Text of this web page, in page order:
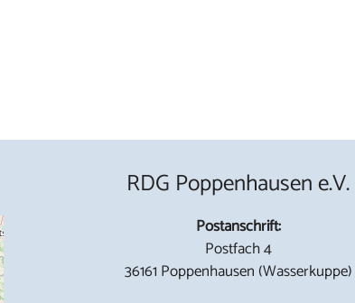
RDG Poppenhausen e.V.
Postanschrift:
Postfach 4
36161 Poppenhausen (Wasserkuppe)